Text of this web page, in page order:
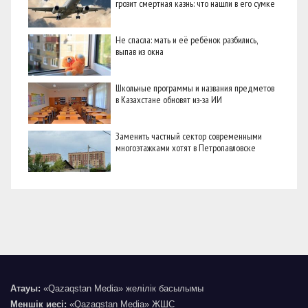
грозит смертная казнь: что нашли в его сумке
Не спасла: мать и её ребёнок разбились,
выпав из окна
Школьные программы и названия предметов
в Казахстане обновят из-за ИИ
Заменить частный сектор современными
многоэтажками хотят в Петропавловске
Атауы: «Qazaqstan Media» желілік басылымы
Меншік иесі: «Qazaqstan Media» ЖШС